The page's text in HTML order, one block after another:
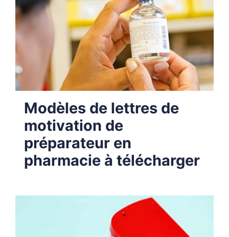
Modèles de lettres de
motivation de
préparateur en
pharmacie à télécharger